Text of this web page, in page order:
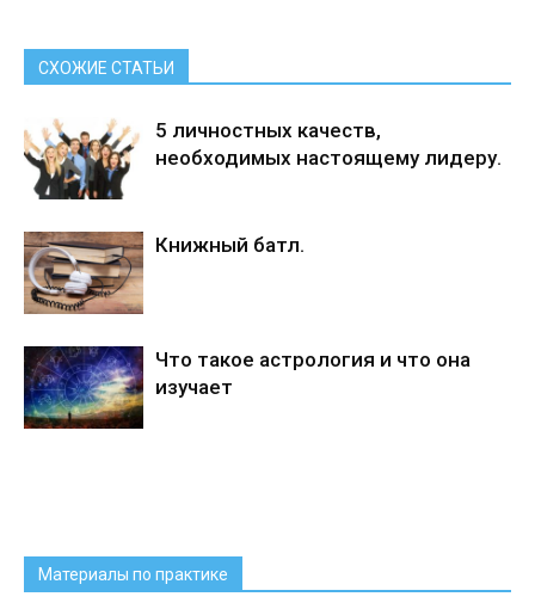
СХОЖИЕ СТАТЬИ
5 личностных качеств,
необходимых настоящему лидеру.
Книжный батл.
Что такое астрология и что она
изучает
Материалы по практике